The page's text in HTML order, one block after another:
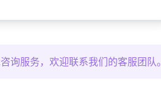
询服务，欢迎联系我们的客服团队。